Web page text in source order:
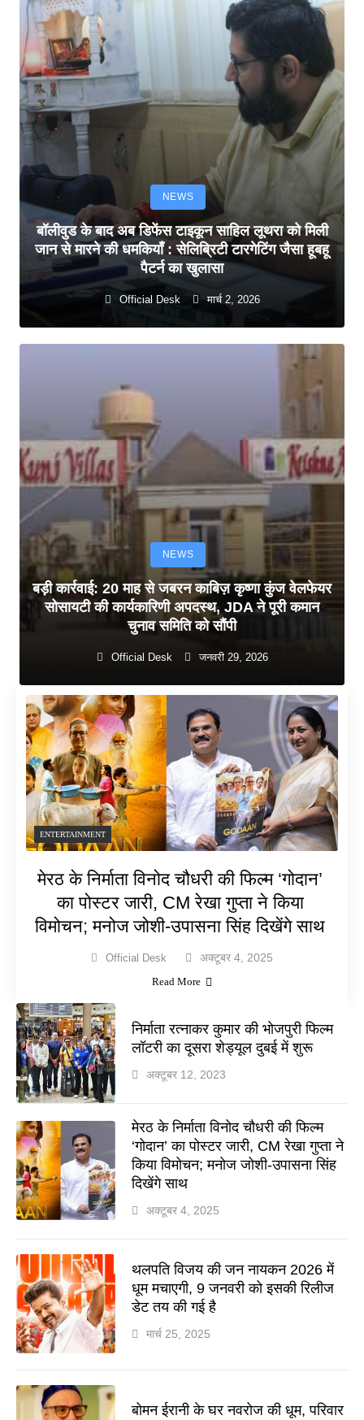
NEWS
बॉलीवुड के बाद अब डिफेंस टाइकून साहिल लूथरा को मिली
जान से मारने की धमकियाँ : सेलिब्रिटी टारगेटिंग जैसा हूबहू
पैटर्न का खुलासा
Official Desk मार्च 2, 2026
NEWS
बड़ी कार्रवाई: 20 माह से जबरन काबिज़ कृष्णा कुंज वेलफेयर
सोसायटी की कार्यकारिणी अपदस्थ, JDA ने पूरी कमान
चुनाव समिति को सौंपी
Official Desk जनवरी 29, 2026
ENTERTAINMENT
मेरठ के निर्माता विनोद चौधरी की फिल्म ‘गोदान’
का पोस्टर जारी, CM रेखा गुप्ता ने किया
विमोचन; मनोज जोशी-उपासना सिंह दिखेंगे साथ
Official Desk अक्टूबर 4, 2025
Read More
निर्माता रत्नाकर कुमार की भोजपुरी फिल्म
लॉटरी का दूसरा शेड्यूल दुबई में शुरू
अक्टूबर 12, 2023
मेरठ के निर्माता विनोद चौधरी की फिल्म
‘गोदान’ का पोस्टर जारी, CM रेखा गुप्ता ने
किया विमोचन; मनोज जोशी-उपासना सिंह
दिखेंगे साथ
अक्टूबर 4, 2025
थलपति विजय की जन नायकन 2026 में
धूम मचाएगी, 9 जनवरी को इसकी रिलीज
डेट तय की गई है
मार्च 25, 2025
बोमन ईरानी के घर नवरोज की धूम, परिवार